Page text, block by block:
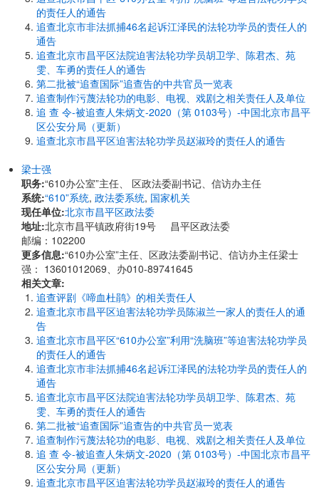
的责任人的通告
追查北京市非法抓捕46名起诉江泽民的法轮功学员的责任人的
通告
追查北京市昌平区法院迫害法轮功学员胡卫学、陈君杰、苑
雯、车勇的责任人的通告
第二批被“追查国际”追查告的中共官员一览表
追查制作污蔑法轮功的电影、电视、戏剧之相关责任人及单位
追 查 令-被追查人朱炳文-2020（第 0103号）-中国北京市昌平
区公安分局（更新）
追查北京市昌平区迫害法轮功学员赵淑玲的责任人的通告
梁士强
职务:“610办公室”主任、 区政法委副书记、信访办主任
系统:“610”系统, 政法委系统, 国家机关
现任单位:北京市昌平区政法委
地址:北京市昌平镇政府街19号 昌平区政法委
邮编：102200
更多信息:“610办公室”主任、区政法委副书记、信访办主任梁士
强： 13601012069、办010-89741645
相关文章:
追查评剧《啼血杜鹃》的相关责任人
追查北京市昌平区迫害法轮功学员陈淑兰一家人的责任人的通
告
追查北京市昌平区“610办公室”利用“洗脑班”等迫害法轮功学员
的责任人的通告
追查北京市非法抓捕46名起诉江泽民的法轮功学员的责任人的
通告
追查北京市昌平区法院迫害法轮功学员胡卫学、陈君杰、苑
雯、车勇的责任人的通告
第二批被“追查国际”追查告的中共官员一览表
追查制作污蔑法轮功的电影、电视、戏剧之相关责任人及单位
追 查 令-被追查人朱炳文-2020（第 0103号）-中国北京市昌平
区公安分局（更新）
追查北京市昌平区迫害法轮功学员赵淑玲的责任人的通告